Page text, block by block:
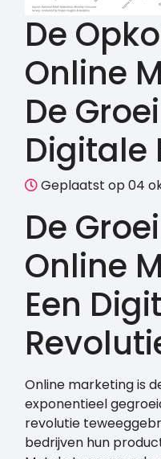
De
Online
De
Digitale
Geplaatst op 04
De
Online
Een
Online marketing is
exponentieel
revolutie
bedrijven hun